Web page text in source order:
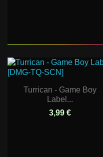
Turrican - Game Boy
Label...
3,99 €